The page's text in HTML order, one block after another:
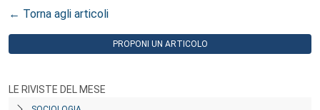
← Torna agli articoli
PROPONI UN ARTICOLO
LE RIVISTE DEL MESE